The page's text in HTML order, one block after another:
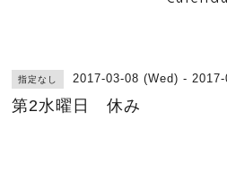
指定なし 2017-03-08 (Wed) -
第2水曜日 休み